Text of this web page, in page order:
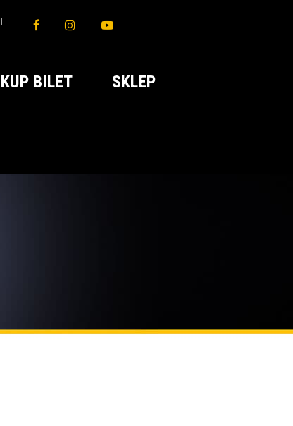
KUP BILET SKLEP